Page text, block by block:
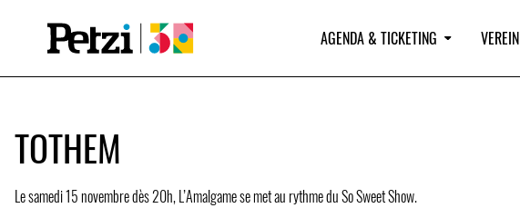
AGENDA & TICKETING VEREIN
TOTHEM
Le samedi 15 novembre dès 20h, L’Amalgame se met au rythme du So Sweet Show.